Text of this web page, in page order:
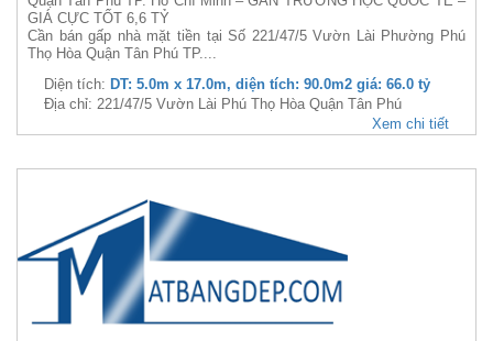
GIÁ CỰC TỐT 6,6 TỶ
Cần bán gấp nhà mặt tiền tại Số 221/47/5 Vườn Lài Phường Phú
Thọ Hòa Quận Tân Phú TP....
Diện tích: DT: 5.0m x 17.0m, diện tích: 90.0m2 giá: 66.0 tỷ
Địa chỉ: 221/47/5 Vườn Lài Phú Thọ Hòa Quận Tân Phú
Xem chi tiết